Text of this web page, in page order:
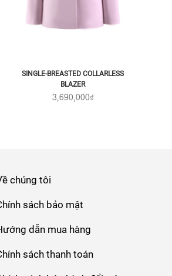
SINGLE-BREASTED COLLARLESS
BLAZER
3,690,000₫
chúng tôi
sách bảo mật
dẫn mua hàng
sách thanh toán